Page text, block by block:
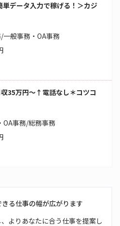
データ入力で稼げる！＞カジ
般事務・OA事務
35万円～↑電話なし＊コツコ
OA事務/総務事務
る仕事の幅が広がります
よりあなたに合う仕事を提案し